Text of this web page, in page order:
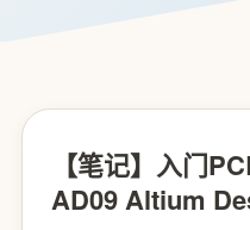
【笔记】入门
AD09 Altium